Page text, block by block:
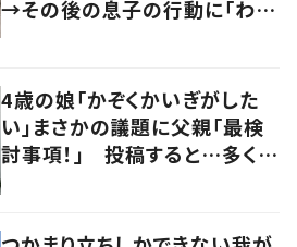
→その後の息子の行動に「わか
4歳の娘「かぞくかいぎがした
い」まさかの議題に父親「最検
討事項！」 投稿すると…多くの